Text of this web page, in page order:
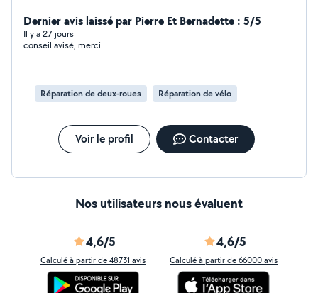
Dernier avis laissé par Pierre Et Bernadette : 5/5
Il y a 27 jours
conseil avisé, merci
Réparation de deux-roues Réparation de vélo
Voir le profil Contacter
Nos utilisateurs nous évaluent
4,6/5
Calculé à partir de 48731 avis
4,6/5
Calculé à partir de 66000 avis